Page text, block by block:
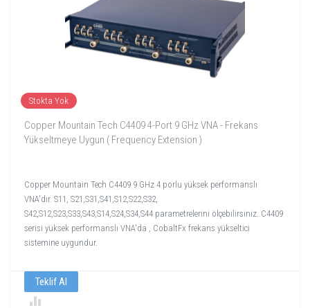
Stokta Yok
Copper Mountain Tech C4409 4-Port 9 GHz VNA - Frekans
Yükseltmeye Uygun ( Frequency Extension )
Copper Mountain Tech C4409 9 GHz 4 porlu yüksek performanslı
VNA'dır. S11, S21,S31,S41,S12,S22,S32,
S42,S12,S23,S33,S43,S14,S24,S34,S44 parametrelerini ölçebilirsiniz. C4409
serisi yüksek performanslı VNA'da , CobaltFx frekans yükseltici
sistemine uygundur.
Teklif Al